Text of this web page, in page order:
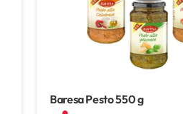
Baresa Pesto550 g